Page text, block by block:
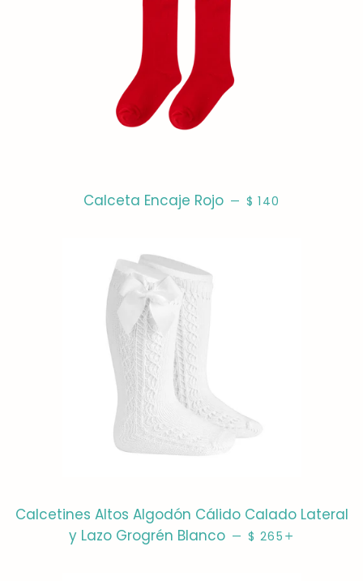
Calceta Encaje Rojo — PRECIO HABITUAL
$ 140
Calcetines Altos Algodón Cálido Calado Lateral
y Lazo Grogrén Blanco — PRECIO HABITUAL
$ 265